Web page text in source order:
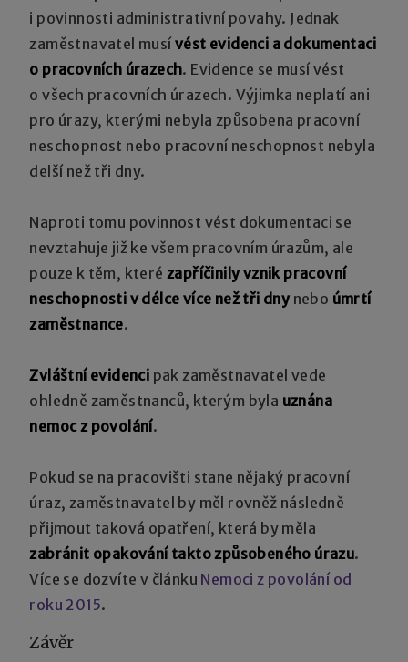
i povinnosti administrativní povahy. Jednak
zaměstnavatel musívést evidenci a dokumentaci
o pracovních úrazech. Evidence se musí vést
o všech pracovních úrazech. Výjimka neplatí ani
pro úrazy, kterými nebyla způsobena pracovní
neschopnost nebo pracovní neschopnost nebyla
delší než tři dny.
Naproti tomu povinnost vést dokumentaci se
nevztahuje již ke všem pracovním úrazům, ale
pouze k těm, kterézapříčinily vznik pracovní
neschopnosti v délce více než tři dnynebo úmrtí
zaměstnance.
Zvláštní evidenci pak zaměstnavatel vede
ohledně zaměstnanců, kterým byla uznána
nemoc z povolání.
Pokud se na pracovišti stane nějaký pracovní
úraz, zaměstnavatel by měl rovněž následně
přijmout taková opatření, která by měla
zabránit opakování takto způsobeného úrazu.
Více se dozvíte v článku Nemoci z povolání od
roku 2015.
Závěr